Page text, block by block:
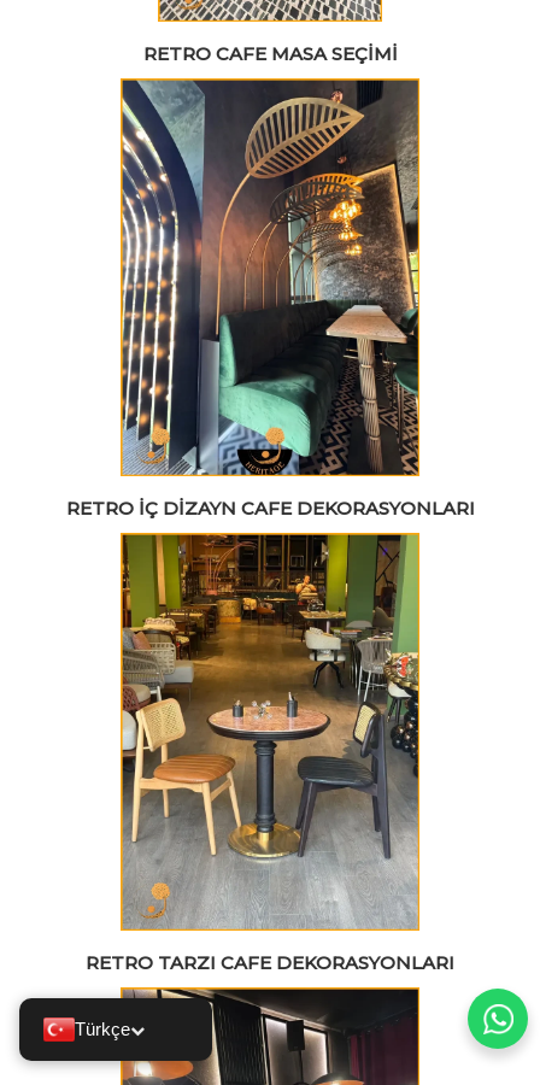
Türkçe
RETRO CAFE MASA SEÇIMI
RETRO İÇ DIZAYN CAFE DEKORASYONLARI
RETRO TARZI CAFE DEKORASYONLARI